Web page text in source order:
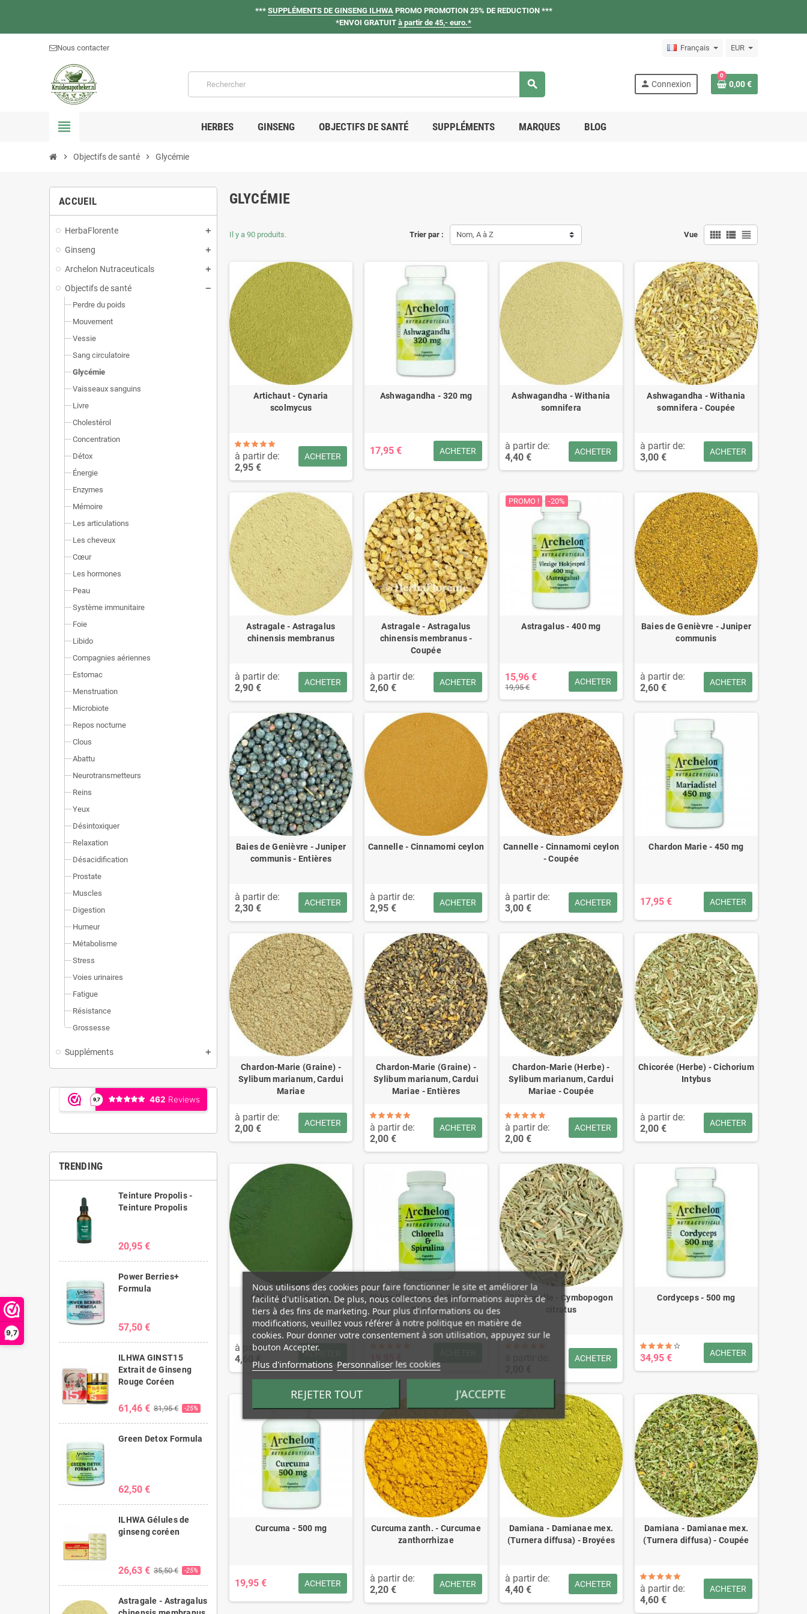
9,7
*** SUPPLÉMENTS DE GINSENG ILHWAPROMO PROMOTION 25% DE REDUCTION ***
*ENVOI GRATUIT à partir de 45,- euro.*
Nous contacter Français EUR
search person Connexion
0
0,00 €
view_headline HERBES GINSENG OBJECTIFS DE SANTÉ SUPPLÉMENTS MARQUES BLOG
chevron_right Objectifs de santé chevron_right Glycémie
ACCUEIL
HerbaFlorente
Ginseng
Archelon Nutraceuticals
Objectifs de santé
Perdre du poids
Mouvement
Vessie
Sang circulatoire
Glycémie
Vaisseaux sanguins
Livre
Cholestérol
Concentration
Détox
Énergie
Enzymes
Mémoire
Les articulations
Les cheveux
Cœur
Les hormones
Peau
Système immunitaire
Foie
Libido
Compagnies aériennes
Estomac
Menstruation
Microbiote
Repos nocturne
Clous
Abattu
Neurotransmetteurs
Reins
Yeux
Désintoxiquer
Relaxation
Désacidification
Prostate
Muscles
Digestion
Humeur
Métabolisme
Stress
Voies urinaires
Fatigue
Résistance
Grossesse
Suppléments
TRENDING
Teinture Propolis -
Teinture Propolis
20,95 €
Power Berries+
Formula
57,50 €
ILHWA GINST15
Extrait de Ginseng
Rouge Coréen
61,46 € 81,95 € -25%
Green Detox Formula
62,50 €
ILHWA Gélules de
ginseng coréen
26,63 € 35,50 € -25%
Astragale - Astragalus
GLYCÉMIE
Trier par : Nom, A à Z Vue view_comfy view_list view_headline
Il y a 90 produits.
Artichaut - Cynaria
scolmycus
à partir de:
2,95 €
ACHETER
Ashwagandha - 320 mg
17,95 € ACHETER
Ashwagandha - Withania
somnifera
à partir de:
4,40 €
ACHETER
Ashwagandha - Withania
somnifera - Coupée
à partir de:
3,00 €
ACHETER
Astragale - Astragalus
chinensis membranus
à partir de:
2,90 €
ACHETER
Astragale - Astragalus
chinensis membranus -
Coupée
à partir de:
2,60 €
ACHETER
PROMO ! -20%
Astragalus - 400 mg
15,96 €
19,95 €
ACHETER
Baies de Genièvre - Juniper
communis
à partir de:
2,60 €
ACHETER
Baies de Genièvre - Juniper
communis - Entières
à partir de:
2,30 €
ACHETER
Cannelle - Cinnamomi ceylon
à partir de:
2,95 €
ACHETER
Cannelle - Cinnamomi ceylon
- Coupée
à partir de:
3,00 €
ACHETER
Chardon Marie - 450 mg
17,95 € ACHETER
Chardon-Marie (Graine) -
Sylibum marianum, Cardui
Mariae
à partir de:
2,00 €
ACHETER
Chardon-Marie (Graine) -
Sylibum marianum, Cardui
Mariae - Entières
à partir de:
2,00 €
ACHETER
Chardon-Marie (Herbe) -
Sylibum marianum, Cardui
Mariae - Coupée
à partir de:
2,00 €
ACHETER
Chicorée (Herbe) - Cichorium
Intybus
à partir de:
2,00 €
ACHETER
Chlorelle - Chlorella
à partir de:
4,60 €
ACHETER
Chlorelle 200 mg & Spiruline
200 mg
19,95 €
Citronnelle - Cymbopogon
citratus
ACHETER
Cordyceps - 500 mg
34,95 € ACHETER
Curcuma - 500 mg
19,95 € ACHETER
Curcuma zanth. - Curcumae
zanthorrhizae
à partir de:
2,20 €
ACHETER
Damiana - Damianae mex.
(Turnera diffusa) - Broyées
à partir de:
4,40 €
ACHETER
Damiana - Damianae mex.
(Turnera diffusa) - Coupée
à partir de:
4,60 €
ACHETER
Nous utilisons des cookies pour faire fonctionner le site et améliorer la
facilité d'utilisation. De plus, nous collectons des informations auprès de
tiers à des fins de marketing. Pour plus d’informations ou des
modifications, veuillez vous référer à notre politique en matière de
cookies. Pour donner votre consentement à son utilisation, appuyez sur le
bouton Accepter.
Plus d'informations Personnaliser les cookies
REJETER TOUT J'ACCEPTE